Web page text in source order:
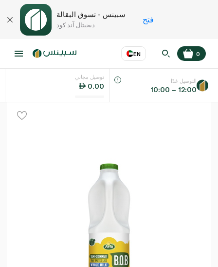
سبينس - تسوق البقالة
ديجيتال آند كود
فتح
EN
اللغة عر
0
توصيل مجاني
0.00
التوصيل غدًا
10:00 – 12:00